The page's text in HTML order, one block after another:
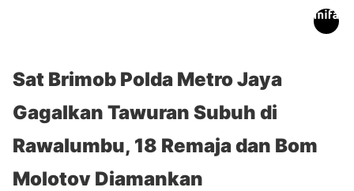
Sat Brimob Polda Metro Jaya
Gagalkan Tawuran Subuh di
Rawalumbu, 18 Remaja dan Bom
Molotov Diamankan